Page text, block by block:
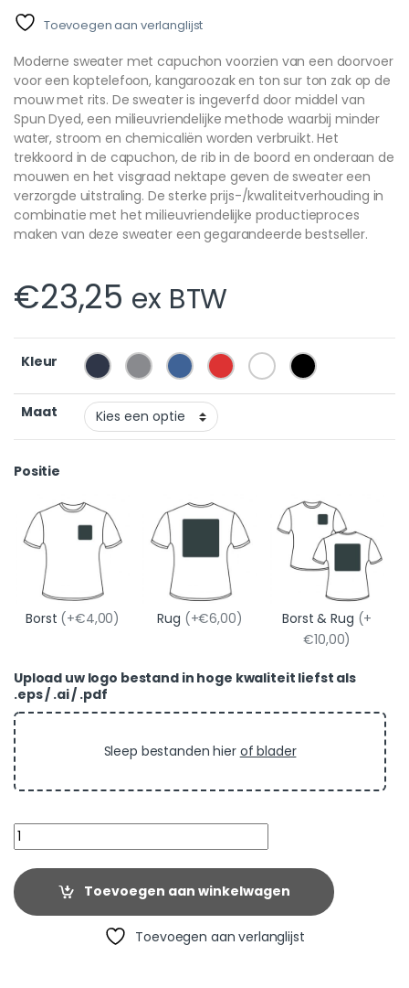
Toevoegen aan verlanglijst
Moderne sweater met capuchon voorzien van een doorvoer
voor een koptelefoon, kangaroozak en ton sur ton zak op de
mouw met rits. De sweater is ingeverfd door middel van
Spun Dyed, een milieuvriendelijke methode waarbij minder
water, stroom en chemicaliën worden verbruikt. Het
trekkoord in de capuchon, de rib in de boord en onderaan de
mouwen en het visgraad nektape geven de sweater een
verzorgde uitstraling. De sterke prijs-/kwaliteitverhouding in
combinatie met het milieuvriendelijke productieproces
maken van deze sweater een gegarandeerde bestseller.
€23,25 ex BTW
Kleur
Maat
Positie
Borst (+€4,00) Rug (+€6,00) Borst & Rug (+
€10,00)
Upload uw logo bestand in hoge kwaliteit liefst als
.eps / .ai / .pdf
Sleep bestanden hier of blader
Quantity
Toevoegen aan winkelwagen
Toevoegen aan verlanglijst